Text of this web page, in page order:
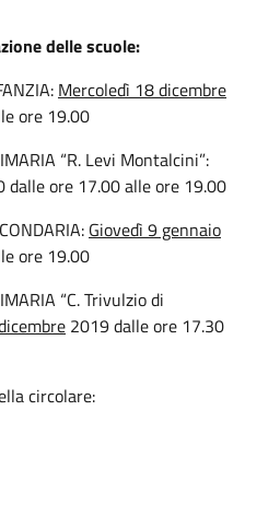
delle scuole:
Mercoledì 18 dicembre
ore 19.00
“R. Levi Montalcini”:
dalle ore 17.00 alle ore 19.00
Giovedì 9 gennaio
ore 19.00
“C. Trivulzio di
2019 dalle ore 17.30
circolare: